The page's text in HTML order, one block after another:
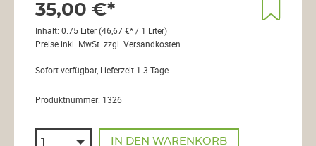
35,00 €*
Inhalt: 0.75 Liter(46,67 €* / 1 Liter)
Preise inkl. MwSt. zzgl. Versandkosten
Sofort verfügbar, Lieferzeit 1-3 Tage
Produktnummer: 1326
IN DEN WARENKORB